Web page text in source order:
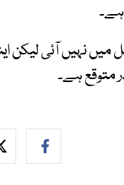
نہیں آئی لیکن
متوقع ہے۔